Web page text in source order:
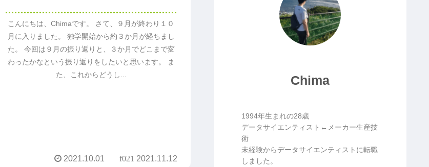
こんにちは、Chimaです。 さて、９月が終わり１０
月に入りました。 独学開始から約３か月が経ちまし
た。 今回は９月の振り返りと、３か月でどこまで変
わったかなという振り返りをしたいと思います。 ま
た、これからどうし...
2021.10.01 2021.11.12
Chima
1994年生まれの28歳
データサイエンティスト←メーカー生産技
術
未経験からデータサイエンティストに転職
しました。